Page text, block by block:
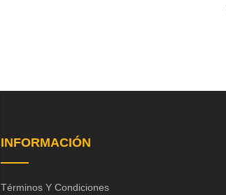
INFORMACIÓN
Términos Y Condiciones